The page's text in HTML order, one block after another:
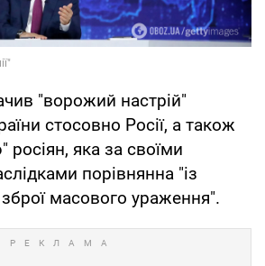
"ворожий настрій"
стосовно Росії, а також
росіян, яка за своїми
порівнянна "із
масового ураження".